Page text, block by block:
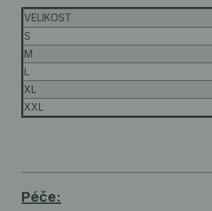
VELIKOST
S
M
L
XL
XXL
Péče: